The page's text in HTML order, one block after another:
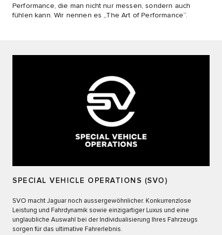
Performance, die man nicht nur messen, sondern auch
fühlen kann. Wir nennen es „The Art of Performance“.
SPECIAL VEHICLE OPERATIONS (SVO)
SVO macht Jaguar noch aussergewöhnlicher. Konkurrenzlose
Leistung und Fahrdynamik sowie einzigartiger Luxus und eine
unglaubliche Auswahl bei der Individualisierung Ihres Fahrzeugs
sorgen für das ultimative Fahrerlebnis.